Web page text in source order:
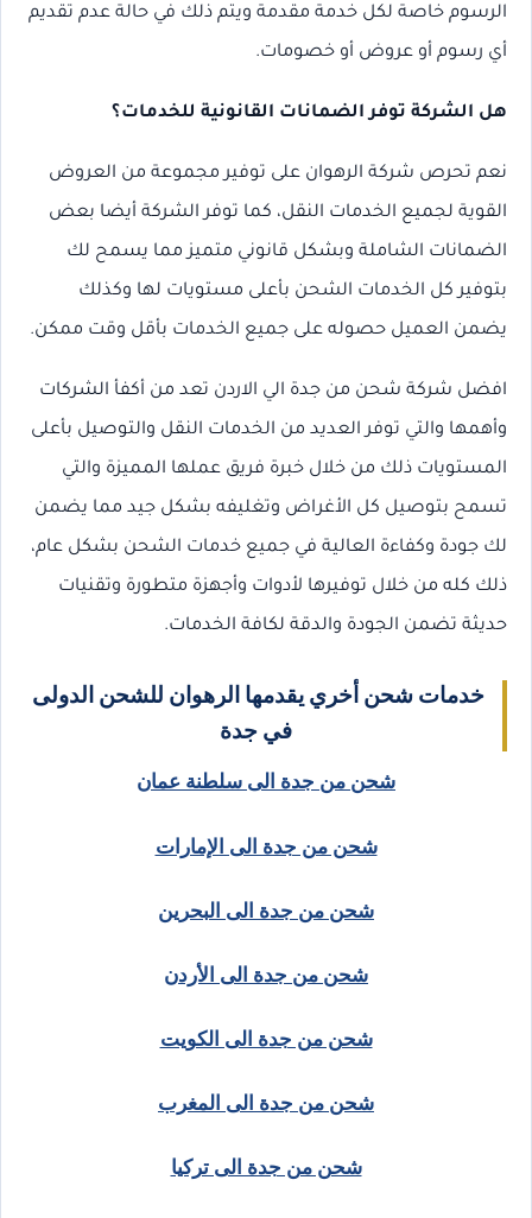
الرسوم خاصة لكل خدمة مقدمة ويتم ذلك في حالة عدم تقديم
أي رسوم أو عروض أو خصومات.
هل الشركة توفر الضمانات القانونية للخدمات؟
نعم تحرص شركة الرهوان على توفير مجموعة من العروض
القوية لجميع الخدمات النقل، كما توفر الشركة أيضا بعض
الضمانات الشاملة وبشكل قانوني متميز مما يسمح لك
بتوفير كل الخدمات الشحن بأعلى مستويات لها وكذلك
يضمن العميل حصوله على جميع الخدمات بأقل وقت ممكن.
افضل شركة شحن من جدة الي الاردن تعد من أكفأ الشركات
وأهمها والتي توفر العديد من الخدمات النقل والتوصيل بأعلى
المستويات ذلك من خلال خبرة فريق عملها المميزة والتي
تسمح بتوصيل كل الأغراض وتغليفه بشكل جيد مما يضمن
لك جودة وكفاءة العالية في جميع خدمات الشحن بشكل عام،
ذلك كله من خلال توفيرها لأدوات وأجهزة متطورة وتقنيات
حديثة تضمن الجودة والدقة لكافة الخدمات.
خدمات شحن أخري يقدمها الرهوان للشحن الدولى
في جدة
شحن من جدة الى سلطنة عمان
شحن من جدة الى الإمارات
شحن من جدة الى البحرين
شحن من جدة الى الأردن
شحن من جدة الى الكويت
شحن من جدة الى المغرب
شحن من جدة الى تركيا